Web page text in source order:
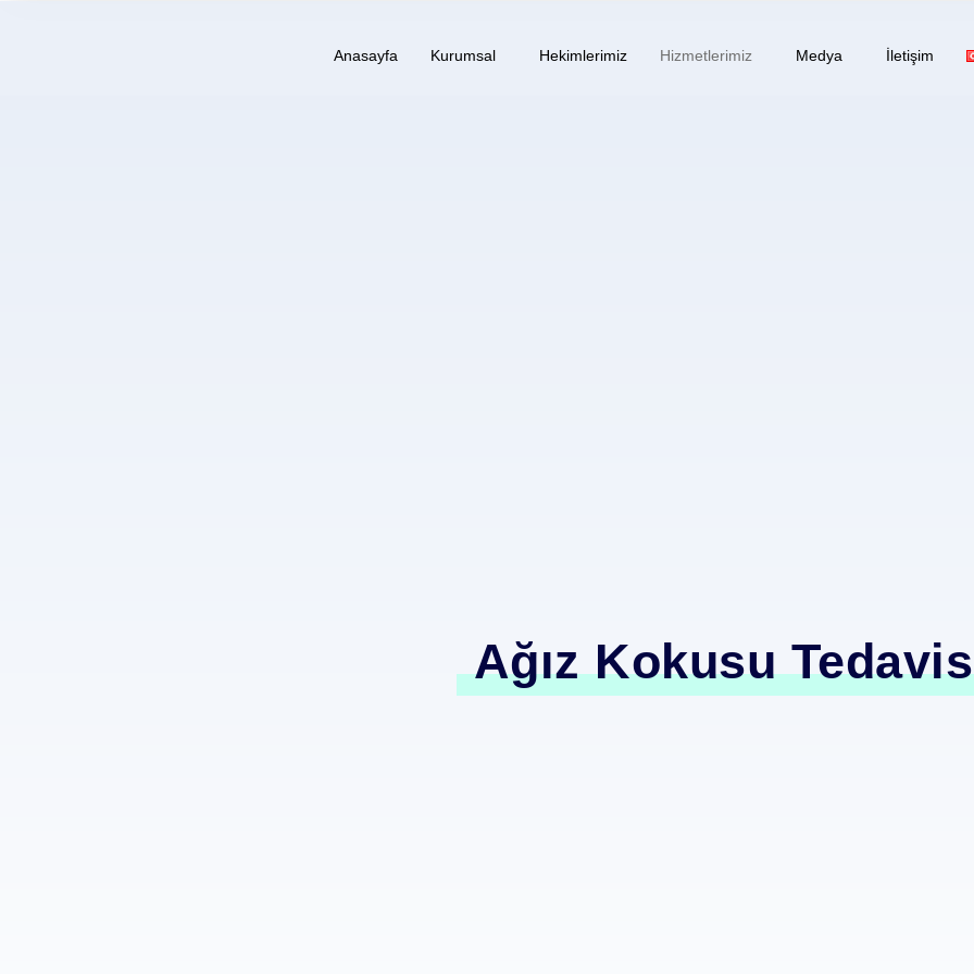
Anasayfa Kurumsal Hekimlerimiz Hizmetlerimiz Medya İletişim
Ağız Kokusu